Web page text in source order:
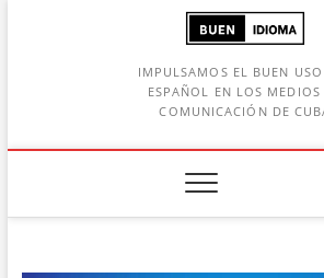
IMPULSAMOS EL BUEN USO
ESPAÑOL EN LOS MEDIOS
COMUNICACIÓN DE